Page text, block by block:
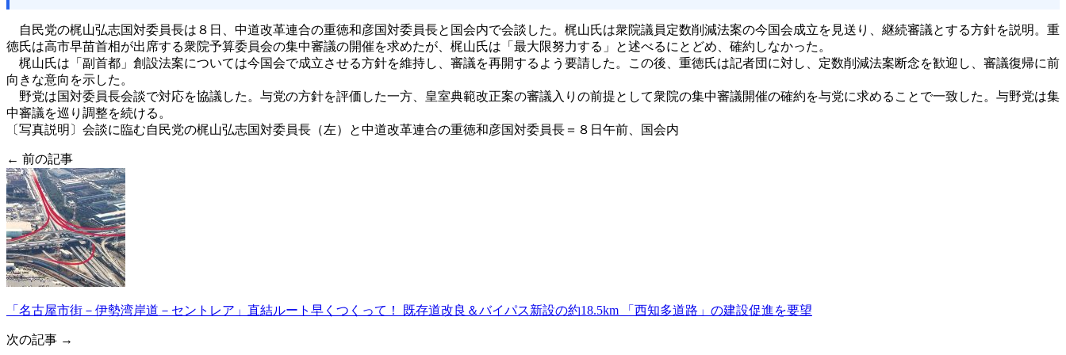
自民党の梶山弘志国対委員長は８日、中道改革連合の重徳和彦国対委員長と国会内で会談した。梶山氏は衆院議員定数削減法案の今国会成立を見送り、継続審議とする方針を説明。重
徳氏は高市早苗首相が出席する衆院予算委員会の集中審議の開催を求めたが、梶山氏は「最大限努力する」と述べるにとどめ、確約しなかった。
梶山氏は「副首都」創設法案については今国会で成立させる方針を維持し、審議を再開するよう要請した。この後、重徳氏は記者団に対し、定数削減法案断念を歓迎し、審議復帰に前
向きな意向を示した。
野党は国対委員長会談で対応を協議した。与党の方針を評価した一方、皇室典範改正案の審議入りの前提として衆院の集中審議開催の確約を与党に求めることで一致した。与野党は集
中審議を巡り調整を続ける。
〔写真説明〕会談に臨む自民党の梶山弘志国対委員長（左）と中道改革連合の重徳和彦国対委員長＝８日午前、国会内
← 前の記事
「名古屋市街－伊勢湾岸道－セントレア」直結ルート早くつくって！ 既存道改良＆バイパス新設の約18.5km 「西知多道路」の建設促進を要望
次の記事 →